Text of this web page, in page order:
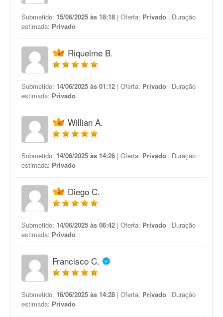
Submetido: 15/06/2025 às 18:18 | Oferta: Privado | Duração
estimada: Privado
Riquelme B.
Submetido: 14/06/2025 às 01:12 | Oferta: Privado | Duração
estimada: Privado
Willian A.
Submetido: 14/06/2025 às 14:26 | Oferta: Privado | Duração
estimada: Privado
Diego C.
Submetido: 14/06/2025 às 06:42 | Oferta: Privado | Duração
estimada: Privado
Francisco C.
Submetido: 16/06/2025 às 14:28 | Oferta: Privado | Duração
estimada: Privado